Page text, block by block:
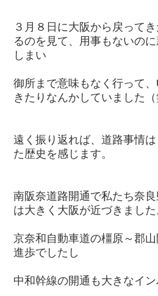
３月８日に大阪から戻って
るのを見て、用事もないの
しまい
御所まで意味もなく行って
きたりなんかしていました（
遠く振り返れば、道路事情
た歴史を感じます。
南阪奈道路開通で私たち奈
は大きく大阪が近づきました
京奈和自動車道の橿原～郡
進歩でしたし
中和幹線の開通も大きなイン